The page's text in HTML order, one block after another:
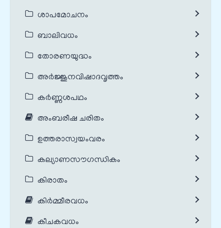
ശാപമോചനം
ബാലിവധം
തോരണയുദ്ധം
അർജ്ജുനവിഷാദവൃത്തം
കർണ്ണശപഥം
അംബരീഷ ചരിതം
ഉത്തരാസ്വയംവരം
കല്യാണസൗഗന്ധികം
കിരാതം
കിർമ്മീരവധം
കീചകവധം